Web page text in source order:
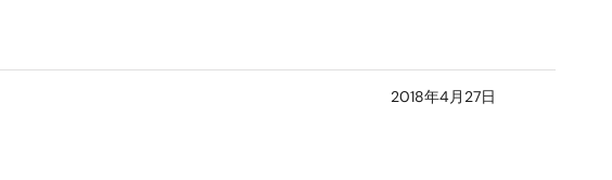
2018年4月27日